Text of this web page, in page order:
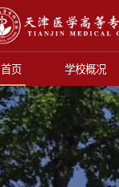
首页 学校概况